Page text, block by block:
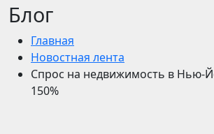
Блог
Главная
Новостная лента
Спрос на недвижимость в Нью-
150%